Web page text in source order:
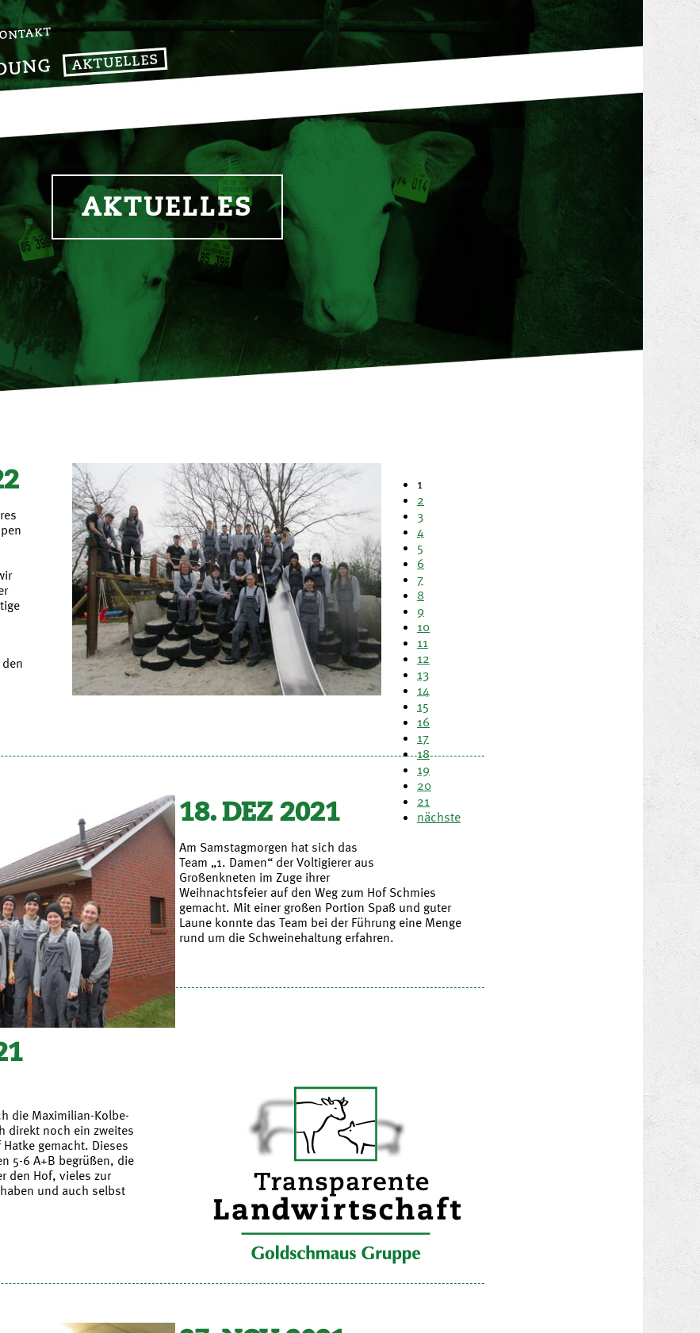
AKTUELLES
AKTUELLES
1
2
3
4
5
6
7
8
9
10
11
12
13
14
15
16
17
18
19
20
21
nächste
18. DEZ 2021
Am Samstagmorgen hat sich das
Team „1. Damen“ der Voltigierer aus
Großenkneten im Zuge ihrer
Weihnachtsfeier auf den Weg zum Hof Schmies
gemacht. Mit einer großen Portion Spaß und guter
Laune konnte das Team bei der Führung eine Menge
rund um die Schweinehaltung erfahren.
die Maximilian-Kolbe-
direkt noch ein zweites
gemacht. Dieses
5-6 A+B begrüßen, die
den Hof, vieles zur
und auch selbst